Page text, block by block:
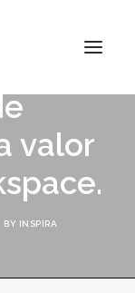
valor
BY INSPIRA